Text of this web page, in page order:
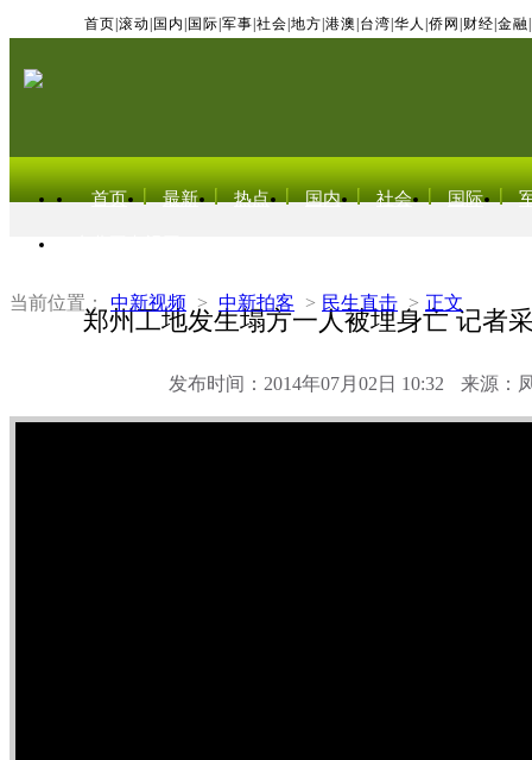
首页 滚动 国内 国际 军事 社会 地方 港澳 台湾 华人 侨网 财经 金融
首页 最新 热点 国内 社会 国际
当前位置： 中新视频 > 中新拍客 > 民生直击 > 正文
郑州工地发生塌方一人被埋身亡 记者
发布时间：2014年07月02日 10:32 来源：